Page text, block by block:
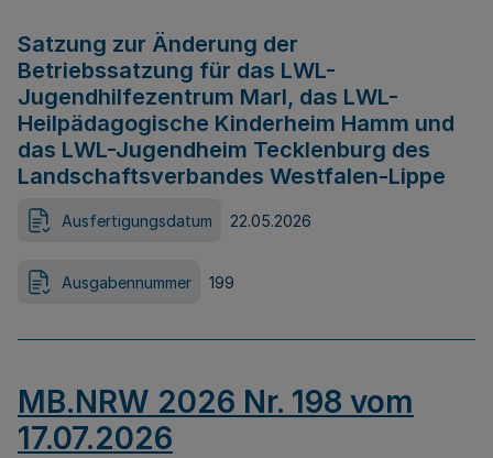
Satzung zur Änderung der
Betriebssatzung für das LWL-
Jugendhilfezentrum Marl, das LWL-
Heilpädagogische Kinderheim Hamm und
das LWL-Jugendheim Tecklenburg des
Landschaftsverbandes Westfalen-Lippe
Ausfertigungsdatum 22.05.2026
Ausgabennummer 199
MB.NRW 2026 Nr. 198 vom
17.07.2026